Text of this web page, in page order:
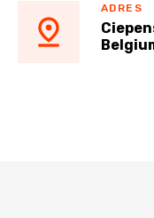
ADRES